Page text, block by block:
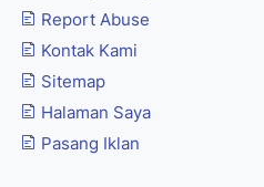
Report Abuse
Kontak Kami
Sitemap
Halaman Saya
Pasang Iklan